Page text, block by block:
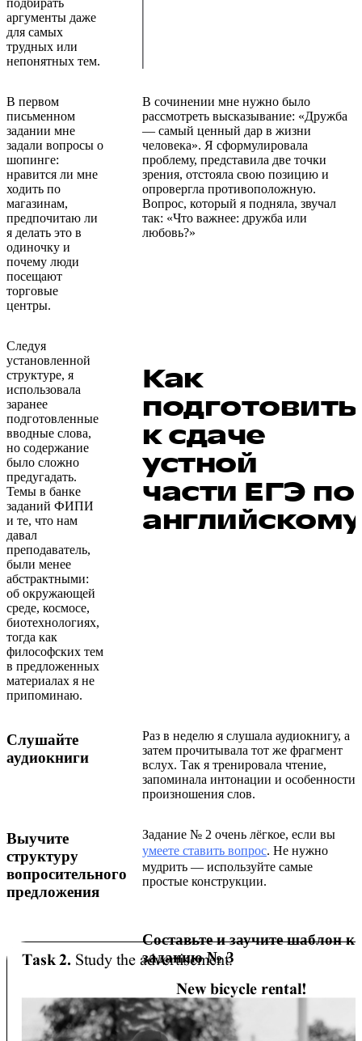
аргументы даже
для самых
трудных или
непонятных тем.
В первом
письменном
задании мне
задали вопросы о
шопинге:
нравится ли мне
ходить по
магазинам,
предпочитаю ли
я делать это в
одиночку и
почему люди
посещают
торговые
центры.
В сочинении мне нужно было
рассмотреть высказывание: «Дружба
— самый ценный дар в жизни
человека». Я сформулировала
проблему, представила две точки
зрения, отстояла свою позицию и
опровергла противоположную.
Вопрос, который я подняла, звучал
так: «Что важнее: дружба или
любовь?»
Следуя
установленной
структуре, я
использовала
заранее
подготовленные
вводные слова,
но содержание
было сложно
предугадать.
Темы в банке
заданий ФИПИ
и те, что нам
давал
преподаватель,
были менее
абстрактными:
об окружающей
среде, космосе,
биотехнологиях,
тогда как
философских тем
в предложенных
материалах я не
припоминаю.
Как
к сдаче
устной
части ЕГЭ по
английскому
Слушайте
аудиокниги
Раз в неделю я слушала аудиокнигу, а
затем прочитывала тот же фрагмент
вслух. Так я тренировала чтение,
запоминала интонации и особенности
произношения слов.
Выучите
структуру
вопросительного
предложения
Задание № 2 очень лёгкое, если вы
умеете ставить вопрос. Не нужно
мудрить — используйте самые
простые конструкции.
Составьте и заучите шаблон к
заданию № 3